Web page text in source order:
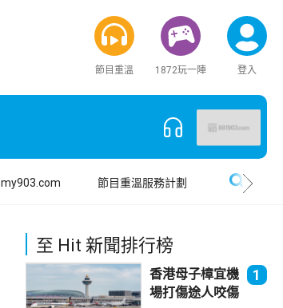
節目重溫 1872玩一陣 登入
my903.com 節目重溫服務計劃
至 Hit 新聞排行榜
香港母子樟宜機
場打傷途人咬傷
1